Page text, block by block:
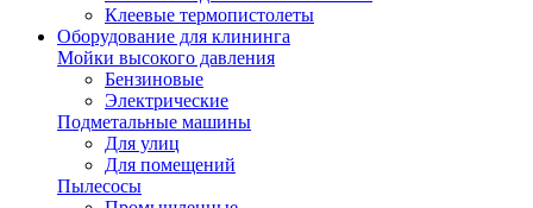
Клеевые термопистолеты
Оборудование для клининга
Мойки высокого давления
Бензиновые
Электрические
Подметальные машины
Для улиц
Для помещений
Пылесосы